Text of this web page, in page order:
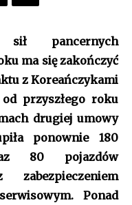
sił pancernych
ma się zakończyć
z Koreańczykami
przyszłego roku
drugiej umowy
ponownie 180
80 pojazdów
Ponad